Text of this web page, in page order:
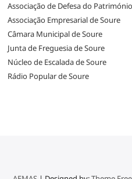
Associação de Defesa do
Associação Empresarial de Soure
Câmara Municipal de Soure
Junta de Freguesia de Soure
Núcleo de Escalada de Soure
Rádio Popular de Soure